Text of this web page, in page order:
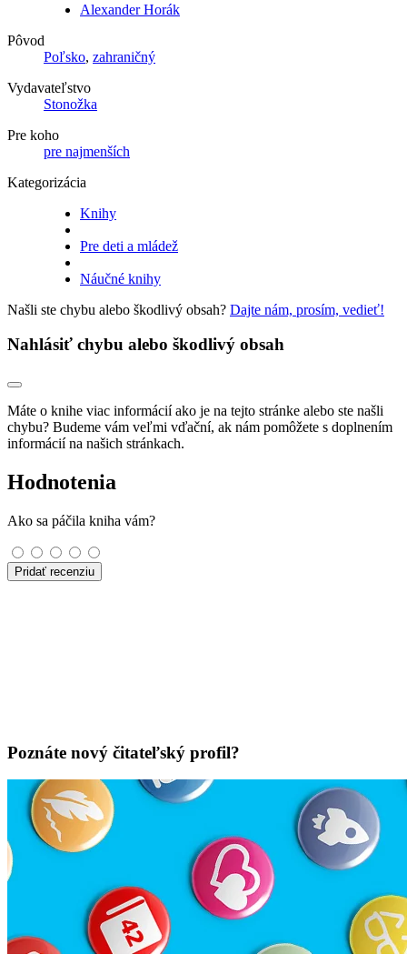
Alexander Horák
Pôvod
Poľsko, zahraničný
Vydavateľstvo
Stonožka
Pre koho
pre najmenších
Kategorizácia
Knihy
Pre deti a mládež
Náučné knihy
Našli ste chybu alebo škodlivý obsah? Dajte nám, prosím, vedieť!
Nahlásiť chybu alebo škodlivý obsah
Máte o knihe viac informácií ako je na tejto stránke alebo ste našli
chybu? Budeme vám veľmi vďační, ak nám pomôžete s doplnením
informácií na našich stránkach.
Hodnotenia
Ako sa páčila kniha vám?
Pridať recenziu
Poznáte nový čitateľský profil?